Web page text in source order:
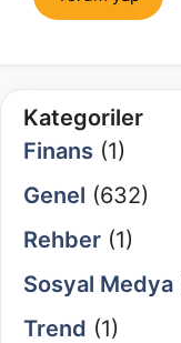
Kategoriler
Finans (1)
Genel (632)
Rehber (1)
Sosyal Medya
Trend (1)